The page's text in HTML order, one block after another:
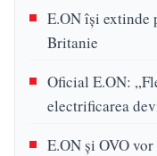
E.ON își
Britanie
Oficial E.ON:
electrificarea
E.ON și OVO